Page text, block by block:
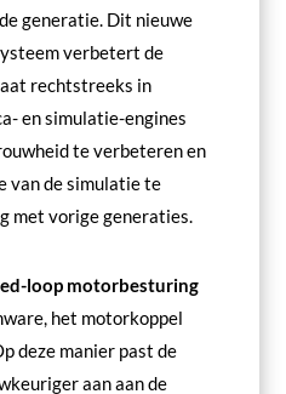
generatie. Dit nieuwe
verbetert de
rechtstreeks in
en simulatie-engines
te verbeteren en
van de simulatie te
met vorige generaties.
loop motorbesturing
het motorkoppel
deze manier past de
aan aan de